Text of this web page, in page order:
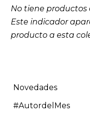
Novedades
#AutordelMes
No tiene productos
Este indicador
producto a esta